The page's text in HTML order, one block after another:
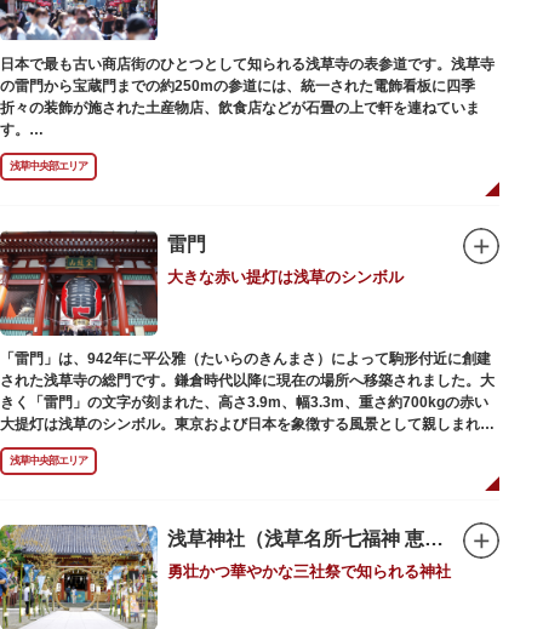
の二天門、浅草名所七福神のひとつ・大黒天が祀られた影向堂（ようごうど
う）など、悠久の時に思いを馳せて見学をお楽しみください。
日没後はライトアップされ、朱塗りの建物がより一層鮮やかに浮かび上がり
ます。昼間は約90店舗が軒を連ねる仲見世のお店も閉まり、シャッターに描
かれた「浅草絵巻」を楽しめるのも夜の醍醐味。撮影スポットやデートスポ
ットにもおすすめです。昼間と比べて人が少なくゆっくり巡れるので、足を
運んでみてはいかがでしょうか。
日本で最も古い商店街のひとつとして知られる浅草寺の表参道です。浅草寺
の雷門から宝蔵門までの約250mの参道には、統一された電飾看板に四季
折々の装飾が施された土産物店、飲食店などが石畳の上で軒を連ねていま
す。
人形焼や手焼きせんべいをはじめ、団子や揚げまんじゅう、雷おこしなどの
銘菓、和傘や扇子など伝統工芸品も並び、歩いているだけで浅草らしさを感
じる場所です。江戸文化を感じる粋な商品の数々は、海外からの観光客にも
ての味を堪能できるのも魅力。下町っ子の威勢の良い売り声が飛び交うな
か、お気に入りのお土産探しをお楽しみください。
浅草中央部エリア
雷門
大きな赤い提灯は浅草のシンボル
「雷門」は、942年に平公雅（たいらのきんまさ）によって駒形付近に創建
された浅草寺の総門です。鎌倉時代以降に現在の場所へ移築されました。大
きく「雷門」の文字が刻まれた、高さ3.9m、幅3.3m、重さ約700kgの赤い
大提灯は浅草のシンボル。東京および日本を象徴する風景として親しまれ、
フォトスポットとしても国内外の観光客を魅了し続けています。
提灯の底部に施された見事な龍の彫刻や、門の北側（風神雷神の背後）に安
置されている浅草寺の護法善神「天龍像」と「金龍像」も見どころ。正式名
ます。日没から23時頃までは雷門や浅草寺がライトアップされ、昼間とは違
った荘厳な雰囲気に包まれます。
何度も焼失と再建を繰り返し、現在の雷門は1960年に松下電器産業（現パナ
ソニック）の松下幸之助氏の寄進により再建されたものです。
浅草中央部エリア
浅草神社（浅草名所七福神 恵比須）
勇壮かつ華やかな三社祭で知られる神社